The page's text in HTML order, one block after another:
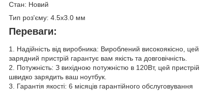
Стан: Новий
Тип роз'єму: 4.5x3.0 мм
Переваги:
1. Надійність від виробника: Вироблений високоякісно, цей
зарядний пристрій гарантує вам якість та довговічність.
2. Потужність: З вихідною потужністю в 120Вт, цей пристрій
швидко зарядить ваш ноутбук.
3. Гарантія якості: 6 місяців гарантійного обслуговування